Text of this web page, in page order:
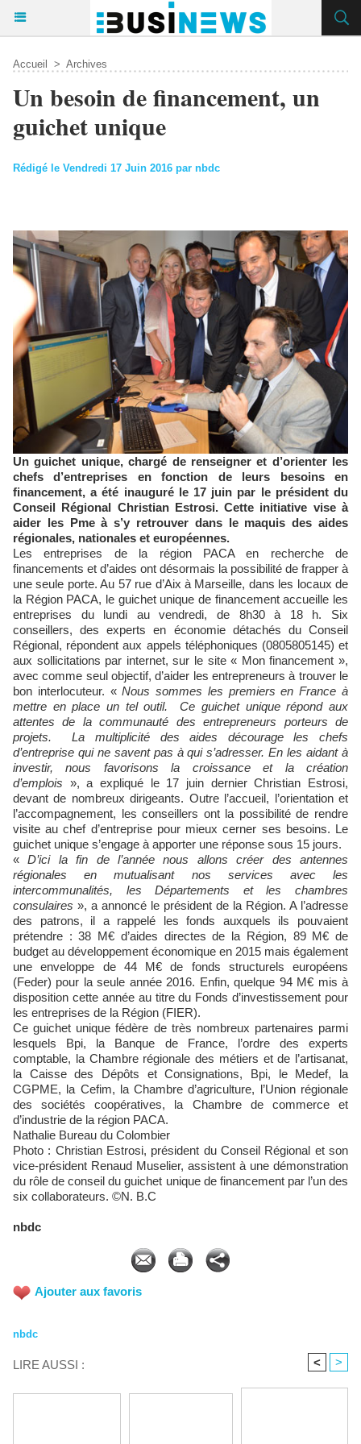
Accueil > Archives
Un besoin de financement, un
guichet unique
Rédigé le Vendredi 17 Juin 2016 par nbdc
Un guichet unique, chargé de renseigner et d’orienter les
chefs d’entreprises en fonction de leurs besoins en
financement, a été inauguré le 17 juin par le président du
Conseil Régional Christian Estrosi. Cette initiative vise à
aider les Pme à s’y retrouver dans le maquis des aides
régionales, nationales et européennes.
Les entreprises de la région PACA en recherche de
financements et d’aides ont désormais la possibilité de frapper à
une seule porte. Au 57 rue d’Aix à Marseille, dans les locaux de
la Région PACA, le guichet unique de financement accueille les
entreprises du lundi au vendredi, de 8h30 à 18 h. Six
conseillers, des experts en économie détachés du Conseil
Régional, répondent aux appels téléphoniques (0805805145) et
aux sollicitations par internet, sur le site « Mon financement »,
avec comme seul objectif, d’aider les entrepreneurs à trouver le
bon interlocuteur. «Nous sommes les premiers en France à
mettre en place un tel outil. Ce guichet unique répond aux
attentes de la communauté des entrepreneurs porteurs de
projets. La multiplicité des aides décourage les chefs
d’entreprise qui ne savent pas à qui s’adresser. En les aidant à
investir, nous favorisons la croissance et la création
d’emplois », a expliqué le 17 juin dernier Christian Estrosi,
devant de nombreux dirigeants. Outre l’accueil, l’orientation et
l’accompagnement, les conseillers ont la possibilité de rendre
visite au chef d’entreprise pour mieux cerner ses besoins. Le
guichet unique s’engage à apporter une réponse sous 15 jours.
« D’ici la fin de l’année nous allons créer des antennes
régionales en mutualisant nos services avec les
intercommunalités, les Départements et les chambres
consulaires », a annoncé le président de la Région. A l’adresse
des patrons, il a rappelé les fonds auxquels ils pouvaient
prétendre : 38 M€ d’aides directes de la Région, 89 M€ de
budget au développement économique en 2015 mais également
une enveloppe de 44 M€ de fonds structurels européens
(Feder) pour la seule année 2016. Enfin, quelque 94 M€ mis à
disposition cette année au titre du Fonds d’investissement pour
les entreprises de la Région (FIER).
Ce guichet unique fédère de très nombreux partenaires parmi
lesquels Bpi, la Banque de France, l’ordre des experts
comptable, la Chambre régionale des métiers et de l’artisanat,
la Caisse des Dépôts et Consignations, Bpi, le Medef, la
CGPME, la Cefim, la Chambre d’agriculture, l’Union régionale
des sociétés coopératives, la Chambre de commerce et
d’industrie de la région PACA.
Nathalie Bureau du Colombier
Photo : Christian Estrosi, président du Conseil Régional et son
vice-président Renaud Muselier, assistent à une démonstration
du rôle de conseil du guichet unique de financement par l’un des
six collaborateurs. ©N. B.C
nbdc
Ajouter aux favoris
nbdc
LIRE AUSSI : < >